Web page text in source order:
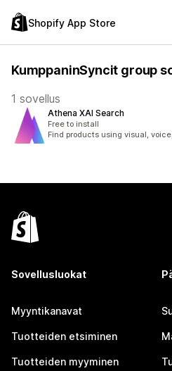
Shopify App Store
KumppaninSyncit group
1 sovellus
Athena XAI Search
Free to install
Find products using visual,
Sovellusluokat
Myyntikanavat
Tuotteiden etsiminen
Tuotteiden myyminen